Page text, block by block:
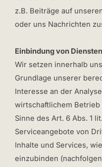
z.B. Beiträge auf
oder uns Nachrichten
Einbindung von
Wir setzen innerhalb
Grundlage unserer
Interesse an der
wirtschaftlichem
Sinne des Art. 6 Abs. 1
Serviceangebote von
Inhalte und Services,
einzubinden